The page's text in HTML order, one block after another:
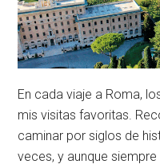
En cada viaje a Roma,
mis visitas favoritas.
caminar por siglos de
veces, y aunque